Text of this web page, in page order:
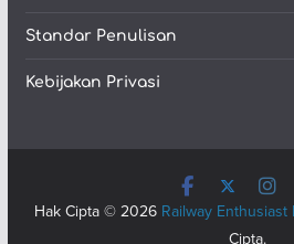
Standar Penulisan
Kebijakan Privasi
Hak Cipta © 2026 Railway Enthusiast
Cipta.